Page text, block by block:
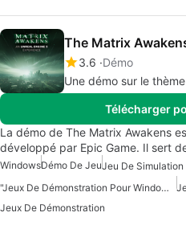
The Matrix
3.6 Démo
Une démo sur le
Télécharger
La démo de The Matrix Awakens
développé par Epic Game. Il sert
WindowsDémo De JeuJeu De
"Jeux De Démonstration Pour Windows"
Jeux De Démonstration